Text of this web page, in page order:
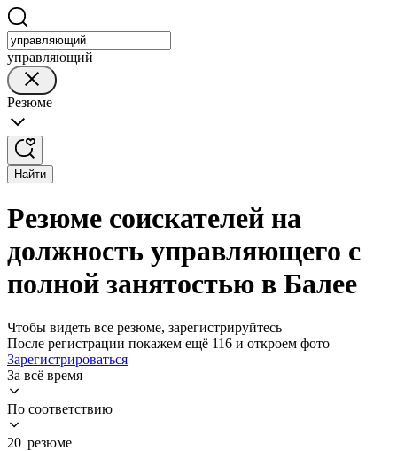
управляющий
Резюме
Найти
Резюме соискателей на
должность управляющего с
полной занятостью в Балее
Чтобы видеть все резюме, зарегистрируйтесь
После регистрации покажем ещё 116 и откроем фото
Зарегистрироваться
За всё время
По соответствию
20 резюме